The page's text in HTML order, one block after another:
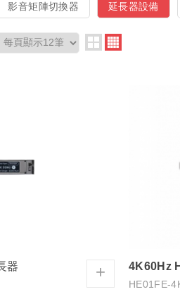
影音矩陣切換器 延長器設備
器 +
HE01FE-